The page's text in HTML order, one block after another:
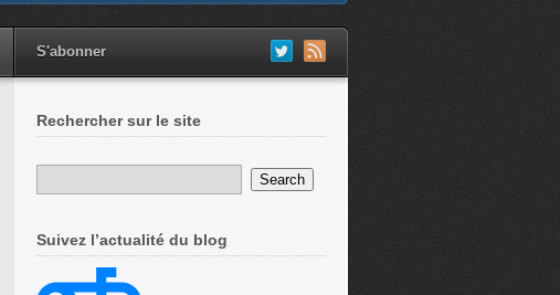
S'abonner
Rechercher sur le site
Suivez l’actualité du blog